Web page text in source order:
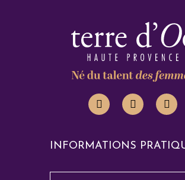
INFORMATIONS